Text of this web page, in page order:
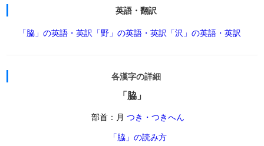
英語・翻訳
「脇」の英語・英訳 「野」の英語・英訳 「沢」の英語・英訳
各漢字の詳細
「脇」
部首：月 つき・つきへん
「脇」の読み方